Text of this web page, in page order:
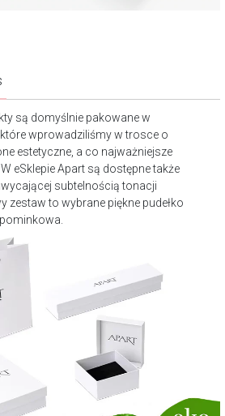
są domyślnie pakowane w
wprowadziliśmy w trosce o
estetyczne, a co najważniejsze
eSklepie Apart są dostępne także
subtelnością tonacji
zestaw to wybrane piękne pudełko